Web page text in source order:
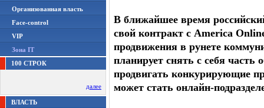
Организованная власть
Face-control
VIP
Зона IT
100 СТРОК
далее
ВЛАСТЬ
В ближайшее время
свой контракт с America
продвижения в рунете
планирует снять с себя часть
продвигать конкурирующие
может стать онлайн-